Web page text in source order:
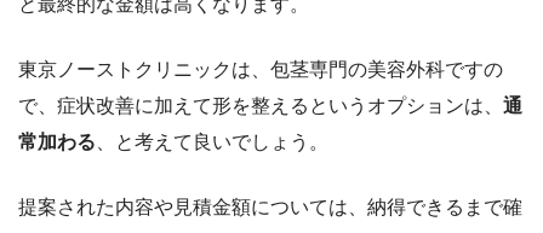
東京ノーストクリニックは、包茎専門の美容外科ですの
で、症状改善に加えて形を整えるというオプションは、 通
常加わる 、と考えて良いでしょう。
提案された内容や見積金額については、納得できるまで確